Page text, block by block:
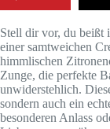
Stell dir vor, du beißt
einer samtweichen
himmlischen
Zunge, die perfekte
unwiderstehlich.
sondern auch ein
besonderen Anlass